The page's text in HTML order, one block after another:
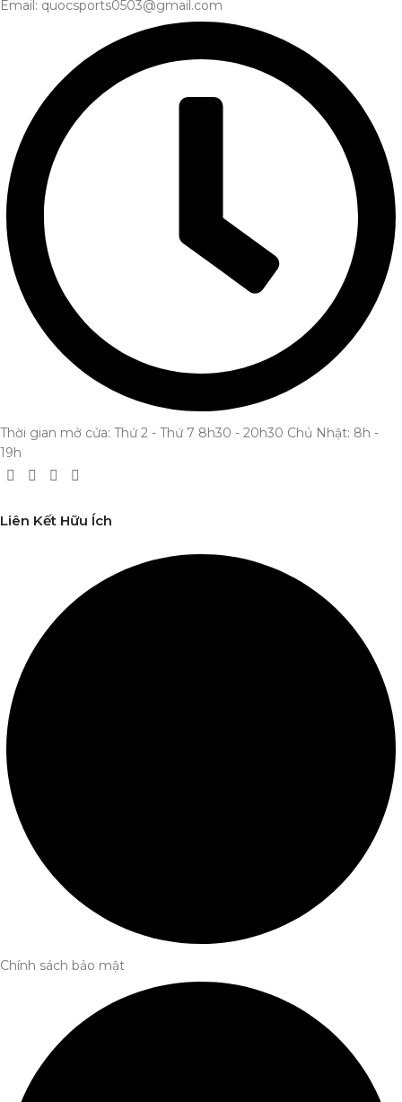
Email: quocsports0503@gmail.com
Thời gian mở cửa: Thứ 2 - Thứ 7 8h30 - 20h30 Chủ Nhật: 8h -
19h
Liên Kết Hữu Ích
Chính sách bảo mật